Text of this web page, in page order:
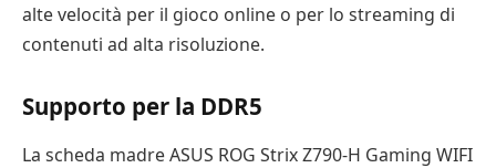
alte velocità per il gioco online o per lo streaming di
contenuti ad alta risoluzione.
Supporto per la DDR5
La scheda madre ASUS ROG Strix Z790-H Gaming WIFI